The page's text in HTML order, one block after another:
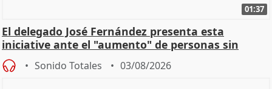
01:37
El delegado José Fernández presenta esta
iniciative ante el "aumento" de personas sin
hogar en Madri
Sonido Totales 03/08/2026